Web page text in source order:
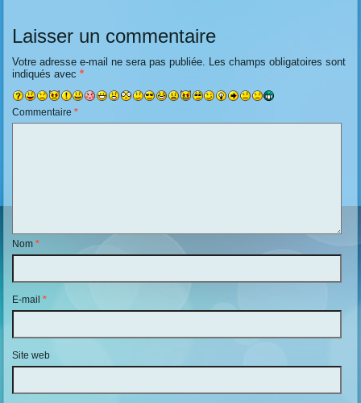
Laisser un commentaire
Votre adresse e-mail ne sera pas publiée.
Les champs obligatoires sont
indiqués avec*
Commentaire*
Nom*
E-mail*
Site web